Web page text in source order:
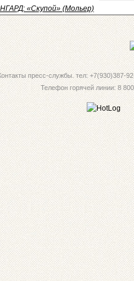
«Скупой» (Мольер)
пресс-службы. тел: +7(930)387-
Телефон горячей линии: 8